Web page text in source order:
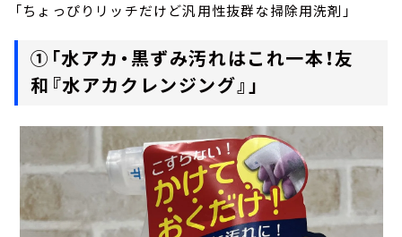
「ちょっぴりリッチだけど汎用性抜群な掃除用洗剤」
①「水アカ・黒ずみ汚れはこれ一本！友
和『水アカクレンジング』」